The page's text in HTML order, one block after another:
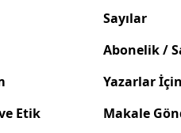
Etik
Sayılar
Abonelik /
Yazarlar İçin
Makale